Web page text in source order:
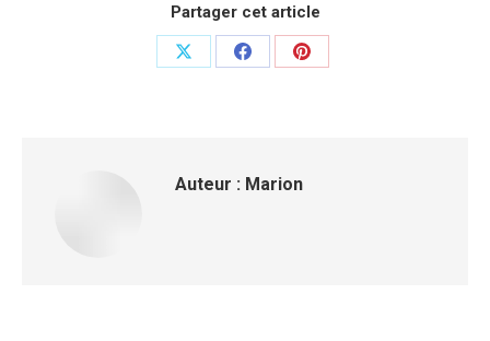
Partager cet article
Auteur : Marion